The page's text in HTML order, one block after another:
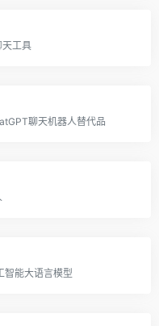
工具
聊天机器人替代品
智能大语言模型